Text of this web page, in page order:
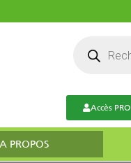
Accès PRO
A PROPOS